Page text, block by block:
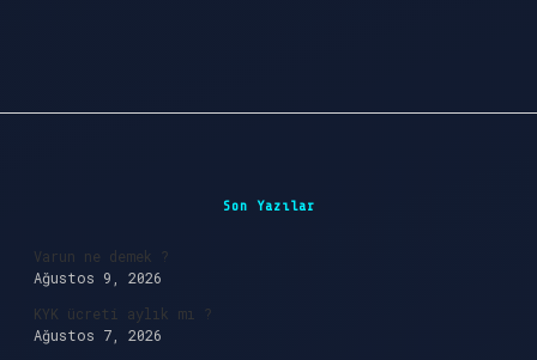
Son Yazılar
Varun ne demek ?
Ağustos 9, 2026
KYK ücreti aylık mı ?
Ağustos 7, 2026